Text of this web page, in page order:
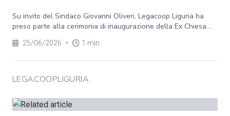
Su invito del Sindaco Giovanni Oliveri, Legacoop Liguria ha
preso parte alla cerimonia di inaugurazione della Ex Chiesa...
25/06/2026 • 1 min
LEGACOOPLIGURIA